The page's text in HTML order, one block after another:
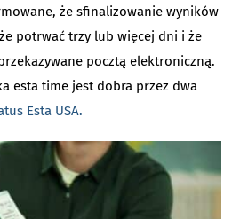
że sfinalizowanie wyników
potrwać trzy lub więcej dni i że
pocztą elektroniczną.
esta time jest dobra przez dwa
Esta USA.